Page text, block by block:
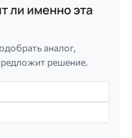
ли именно эта
аналог,
решение.